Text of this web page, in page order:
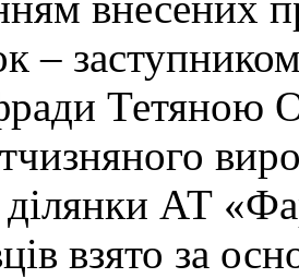
–
Тетяною
ділянки АТ
взято за